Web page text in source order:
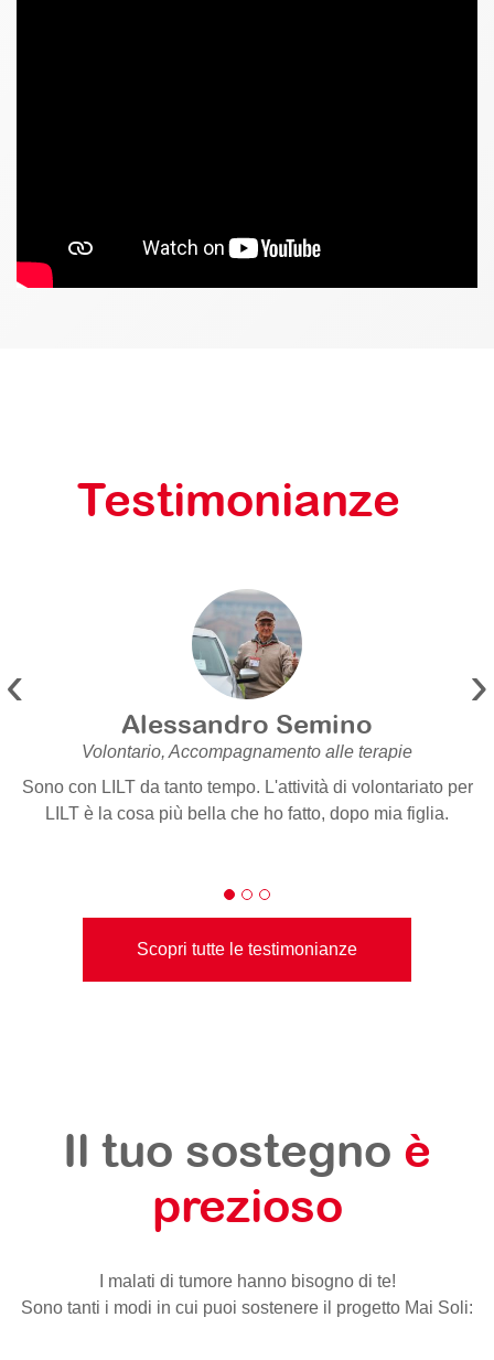
Testimonianze
Alessandro Semino
Volontario, Accompagnamento alle terapie
Sono con LILT da tanto tempo. L'attività di volontariato per
LILT è la cosa più bella che ho fatto, dopo mia figlia.
‹ ›
Scopri tutte le testimonianze
Il tuo sostegno è
prezioso
I malati di tumore hanno bisogno di te!
Sono tanti i modi in cui puoi sostenere il progetto Mai Soli: